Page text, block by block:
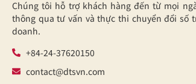
Chúng tôi hỗ trợ khách hàng đến từ mọi
thông qua tư vấn và thực thi chuyển đổi số
doanh.
+84-24-37620150
contact@dtsvn.com